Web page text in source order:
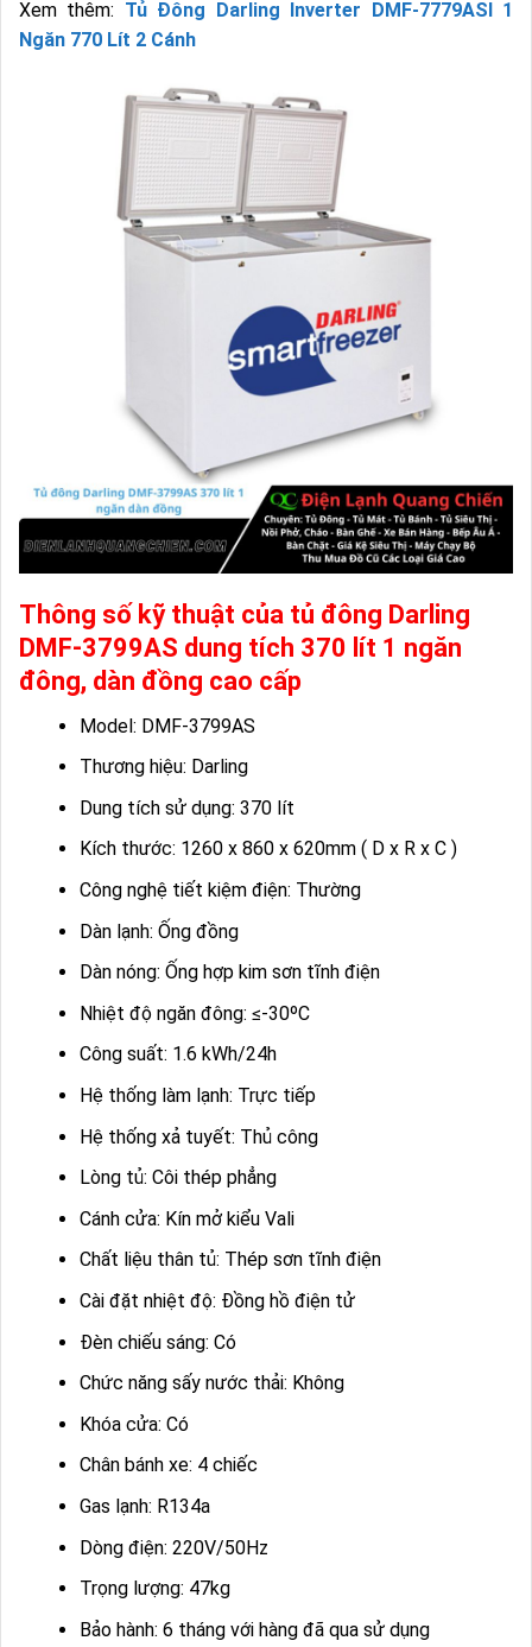
Xem thêm: Tủ Đông Darling Inverter DMF-7779ASI 1
Ngăn 770 Lít 2 Cánh
Thông số kỹ thuật của tủ đông Darling
DMF-3799AS dung tích 370 lít 1 ngăn
đông, dàn đồng cao cấp
Model: DMF-3799AS
Thương hiệu: Darling
Dung tích sử dụng: 370 lít
Kích thước: 1260 x 860 x 620mm ( D x R x C )
Công nghệ tiết kiệm điện: Thường
Dàn lạnh: Ống đồng
Dàn nóng: Ống hợp kim sơn tĩnh điện
Nhiệt độ ngăn đông: ≤-30ºC
Công suất: 1.6 kWh/24h
Hệ thống làm lạnh: Trực tiếp
Hệ thống xả tuyết: Thủ công
Lòng tủ: Côi thép phẳng
Cánh cửa: Kín mở kiểu Vali
Chất liệu thân tủ: Thép sơn tĩnh điện
Cài đặt nhiệt độ: Đồng hồ điện tử
Đèn chiếu sáng: Có
Chức năng sấy nước thải: Không
Khóa cửa: Có
Chân bánh xe: 4 chiếc
Gas lạnh: R134a
Dòng điện: 220V/50Hz
Trọng lượng: 47kg
Bảo hành: 6 tháng với hàng đã qua sử dụng